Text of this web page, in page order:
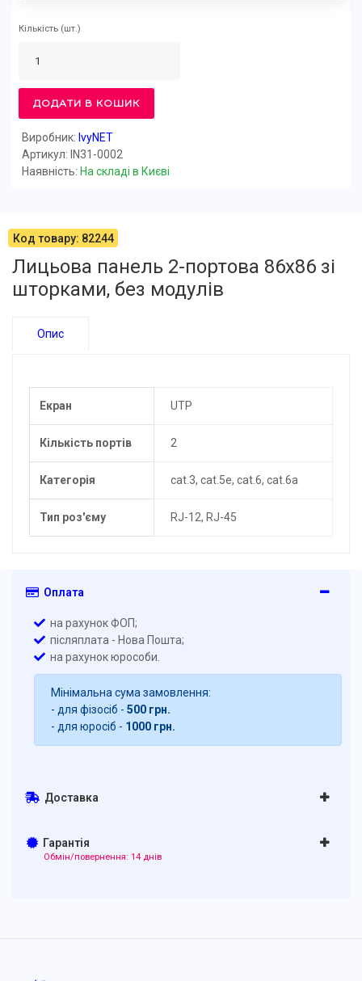
Кількість (шт.)
ДОДАТИ В КОШИК
Виробник: IvyNET
Артикул: IN31-0002
Наявність: На складі в Києві
Код товару: 82244
Лицьова панель 2-портова 86х86 зі
шторками, без модулів
Опис
Екран UTP
Кількість портів 2
Категорія cat.3, cat.5e, cat.6, cat.6a
Тип роз'єму RJ-12, RJ-45
Оплата
на рахунок ФОП;
післяплата - Нова Пошта;
на рахунок юрособи.
Мінімальна сума замовлення:
- для фізосіб - 500 грн.
- для юросіб - 1000 грн.
Доставка
Гарантія
Обмін/повернення: 14 днів